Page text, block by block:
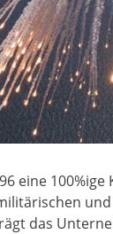
eine
das